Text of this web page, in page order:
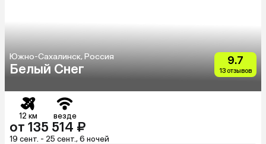
Южно-Сахалинск, Россия
Белый Снег
9.7
13 отзывов
12 км везде
от 135 514 ₽
19 сент. - 25 сент., 6 ночей